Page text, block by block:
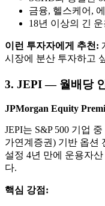
금융, 헬스케어,
18년 이상의 긴
이런 투자자에게 추천:
시장에 분산 투자하고
3. JEPI — 월배당
JPMorgan Equity
JEPI는 S&P 500 기업
가연계증권) 기반 옵션
설정 4년 만에 운용자
다.
핵심 강점: